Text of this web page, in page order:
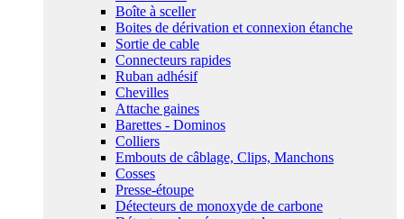
Boîte à sceller
Boites de dérivation et connexion étanche
Sortie de cable
Connecteurs rapides
Ruban adhésif
Chevilles
Attache gaines
Barettes - Dominos
Colliers
Embouts de câblage, Clips, Manchons
Cosses
Presse-étoupe
Détecteurs de monoxyde de carbone